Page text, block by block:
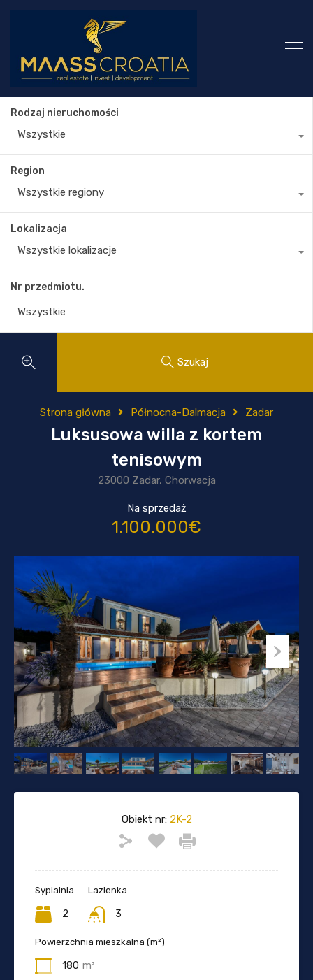
Rodzaj nieruchomości
Wszystkie
Region
Wszystkie regiony
Lokalizacja
Wszystkie lokalizacje
Nr przedmiotu.
Szukaj
Strona główna Północna-Dalmacja Zadar
Luksusowa willa z kortem
tenisowym
23000 Zadar, Chorwacja
Na sprzedaż
1.100.000€
Obiekt nr:2K-2
Sypialnia
2
Lazienka
3
Powierzchnia mieszkalna (m²)
180 m²